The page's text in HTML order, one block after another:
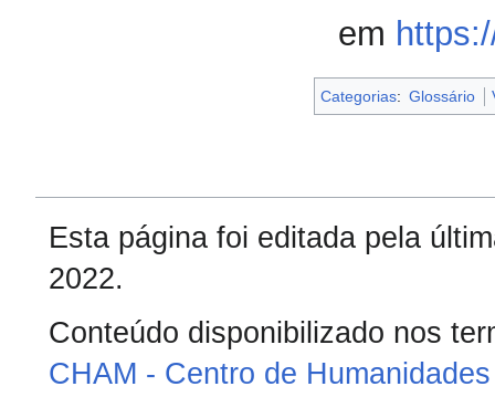
em
Categorias: Glossário
Esta página foi editada pela
2022.
Conteúdo disponibilizado nos
CHAM - Centro de